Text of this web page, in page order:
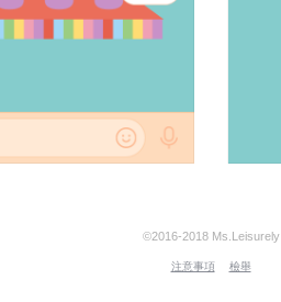
©2016-2018 Ms.Leisurely
注意事項 檢舉